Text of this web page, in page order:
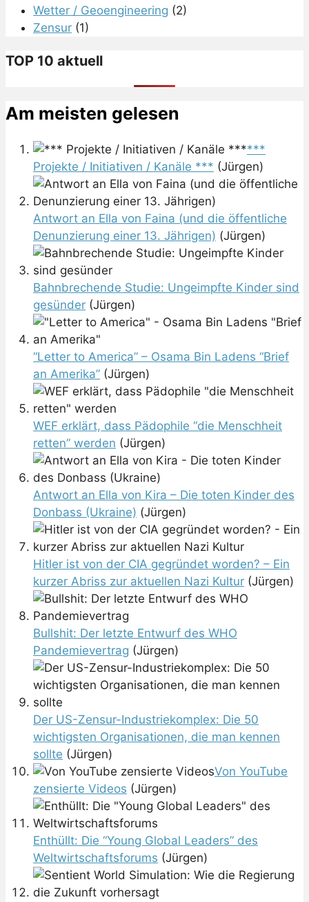
Wetter / Geoengineering (2)
Zensur (1)
TOP 10 aktuell
Am meisten gelesen
***
Projekte / Initiativen / Kanäle *** (Jürgen)
Antwort an Ella von Faina (und die öffentliche
Denunzierung einer 13. Jährigen) (Jürgen)
Bahnbrechende Studie: Ungeimpfte Kinder sind
gesünder (Jürgen)
“Letter to America” – Osama Bin Ladens “Brief
an Amerika” (Jürgen)
WEF erklärt, dass Pädophile “die Menschheit
retten” werden (Jürgen)
Antwort an Ella von Kira – Die toten Kinder des
Donbass (Ukraine) (Jürgen)
Hitler ist von der CIA gegründet worden? – Ein
kurzer Abriss zur aktuellen Nazi Kultur (Jürgen)
Bullshit: Der letzte Entwurf des WHO
Pandemievertrag (Jürgen)
Der US-Zensur-Industriekomplex: Die 50
wichtigsten Organisationen, die man kennen
sollte (Jürgen)
Von YouTube
zensierte Videos (Jürgen)
Enthüllt: Die “Young Global Leaders” des
Weltwirtschaftsforums (Jürgen)